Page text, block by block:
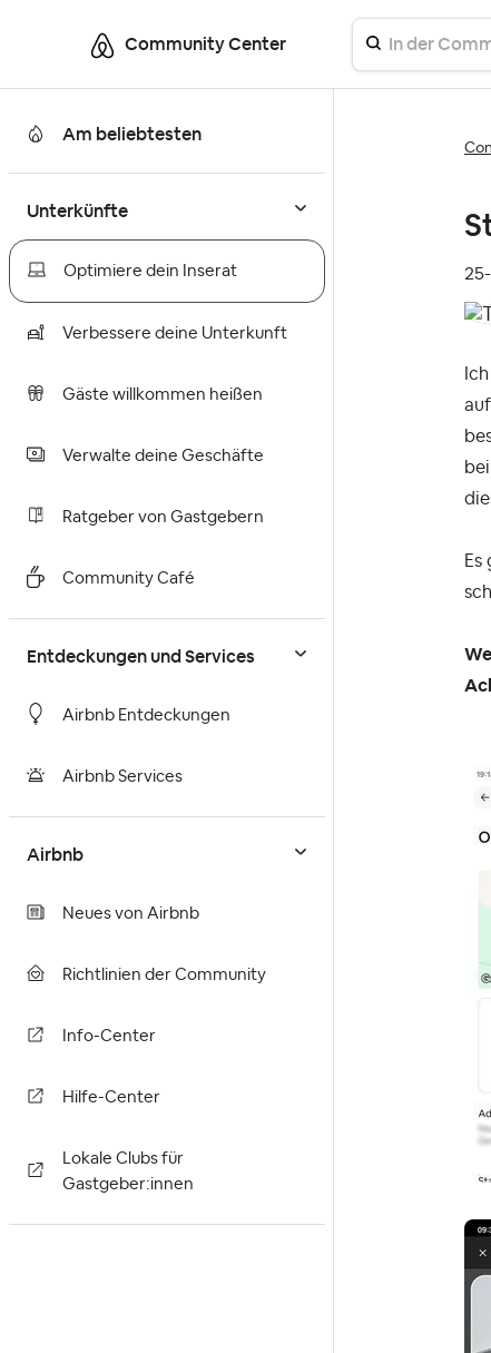
Community Center
Am beliebtesten
Unterkünfte
Optimiere dein Inserat
Verbessere deine Unterkunft
Gäste willkommen heißen
Verwalte deine Geschäfte
Ratgeber von Gastgebern
Community Café
Entdeckungen und Services
Airbnb Entdeckungen
Airbnb Services
Airbnb
Neues von Airbnb
Richtlinien der Community
Info-Center
Hilfe-Center
Lokale Clubs für
Gastgeber:innen